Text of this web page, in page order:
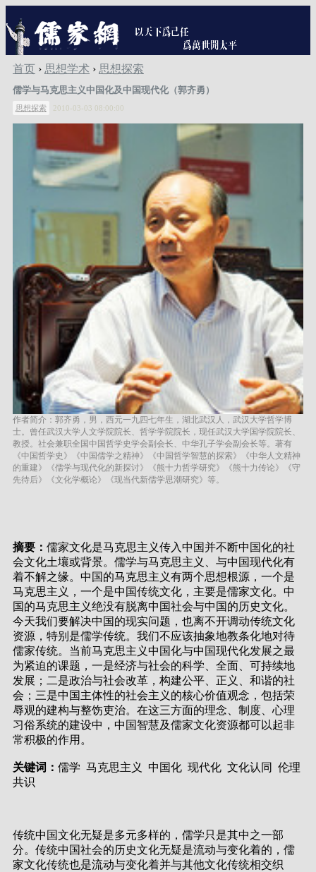
首页 › 思想学术 › 思想探索
儒学与马克思主义中国化及中国现代化（郭齐勇）
思想探索 2010-03-03 08:00:00
作者简介：郭齐勇，男，西元一九四七年生，湖北武汉人，武汉大学哲学博
士。曾任武汉大学人文学院院长、哲学学院院长，现任武汉大学国学院院长、
教授。社会兼职全国中国哲学史学会副会长、中华孔子学会副会长等。著有
《中国哲学史》《中国儒学之精神》《中国哲学智慧的探索》《中华人文精神
的重建》《儒学与现代化的新探讨》《熊十力哲学研究》《熊十力传论》《守
先待后》《文化学概论》《现当代新儒学思潮研究》等。
摘要： 儒家文化是马克思主义传入中国并不断中国化的社
会文化土壤或背景。儒学与马克思主义、与中国现代化有
着不解之缘。中国的马克思主义有两个思想根源，一个是
马克思主义，一个是中国传统文化，主要是儒家文化。中
国的马克思主义绝没有脱离中国社会与中国的历史文化。
今天我们要解决中国的现实问题，也离不开调动传统文化
资源，特别是儒学传统。我们不应该抽象地教条化地对待
儒家传统。当前马克思主义中国化与中国现代化发展之最
为紧迫的课题，一是经济与社会的科学、全面、可持续地
发展；二是政治与社会改革，构建公平、正义、和谐的社
会；三是中国主体性的社会主义的核心价值观念，包括荣
辱观的建构与整饬吏治。在这三方面的理念、制度、心理
习俗系统的建设中，中国智慧及儒家文化资源都可以起非
常积极的作用。
关键词： 儒学 马克思主义 中国化 现代化 文化认同 伦理
共识
传统中国文化无疑是多元多样的，儒学只是其中之一部
分。传统中国社会的历史文化无疑是流动与变化着的，儒
家文化传统也是流动与变化着并与其他文化传统相交织